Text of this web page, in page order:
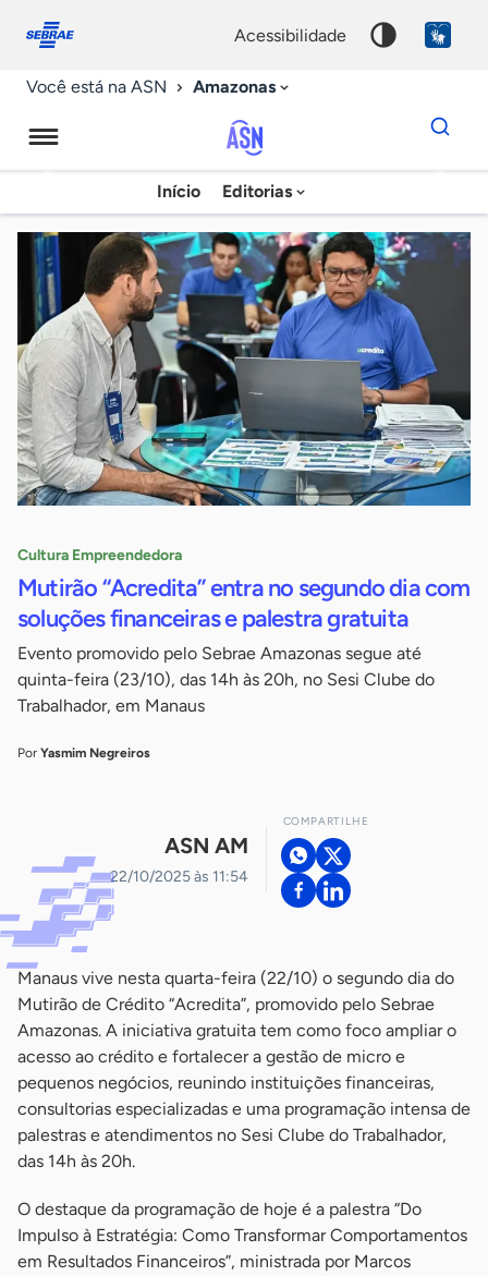
conosco
acessibilidade
Você está na ASN Amazonas
Agência
Sebrae
de
Notícias
Início Editorias
Dados
para
chave
Cultura Empreendedora
Mutirão “Acredita” entra no segundo dia com
soluções financeiras e palestra gratuita
Evento promovido pelo Sebrae Amazonas segue até
quinta-feira (23/10), das 14h às 20h, no Sesi Clube do
Trabalhador, em Manaus
Por Yasmim Negreiros
ASN AM
22/10/2025 às 11:54
COMPARTILHE
Manaus vive nesta quarta-feira (22/10) o segundo dia do
Mutirão de Crédito “Acredita”, promovido pelo Sebrae
Amazonas. A iniciativa gratuita tem como foco ampliar o
acesso ao crédito e fortalecer a gestão de micro e
pequenos negócios, reunindo instituições financeiras,
consultorias especializadas e uma programação intensa de
palestras e atendimentos no Sesi Clube do Trabalhador,
das 14h às 20h.
O destaque da programação de hoje é a palestra “Do
Impulso à Estratégia: Como Transformar Comportamentos
em Resultados Financeiros”, ministrada por Marcos